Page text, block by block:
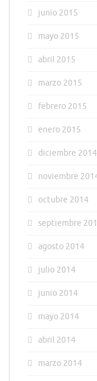
junio 2015
mayo 2015
abril 2015
marzo 2015
febrero 2015
enero 2015
diciembre 2014
noviembre
octubre 2014
septiembre
agosto 2014
julio 2014
junio 2014
mayo 2014
abril 2014
marzo 2014